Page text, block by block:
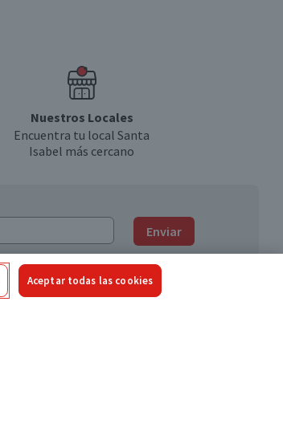
Nuestros Locales
Encuentra tu local Santa
Isabel más cercano
Enviar
Aceptar todas las cookies